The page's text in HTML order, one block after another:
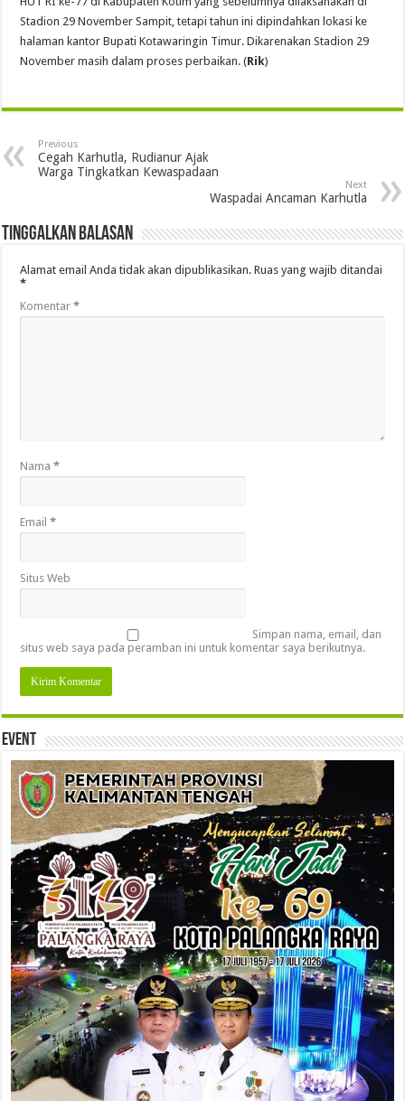
Stadion 29 November Sampit, tetapi tahun ini dipindahkan lokasi ke
halaman kantor Bupati Kotawaringin Timur. Dikarenakan Stadion 29
November masih dalam proses perbaikan. (Rik)
Previous
Cegah Karhutla, Rudianur Ajak
Warga Tingkatkan Kewaspadaan
Next
Waspadai Ancaman Karhutla
Tinggalkan Balasan
Alamat email Anda tidak akan dipublikasikan. Ruas yang wajib ditandai
*
Komentar*
Nama*
Email*
Situs Web
Simpan nama, email, dan
situs web saya pada peramban ini untuk komentar saya berikutnya.
Event